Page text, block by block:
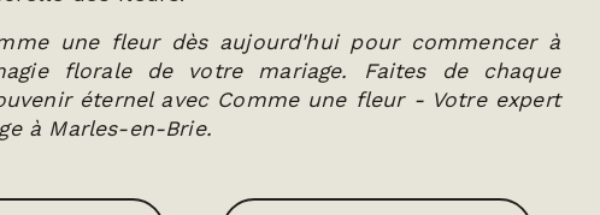
une fleur dès aujourd'hui pour commencer à
florale de votre mariage. Faites de chaque
éternel avec Comme une fleur - Votre expert
à Marles-en-Brie.